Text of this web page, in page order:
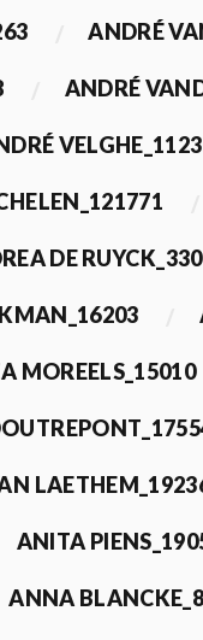
ANDRÉ
ANDRÉ
DE
MOREELS_15010
ANITA
ANNA